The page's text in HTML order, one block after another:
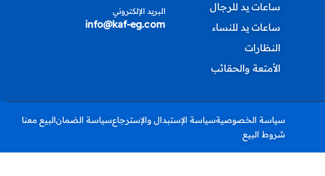
ساعات يد للرجال
ساعات يد للنساء
النظارات
الأمتعة والحقائب
البريد الإلكتروني
info@kaf-eg.com
سياسة الخصوصيةسياسة الإستبدال والإسترجاعسياسة الضمانالبيع معنا
شروط البيع